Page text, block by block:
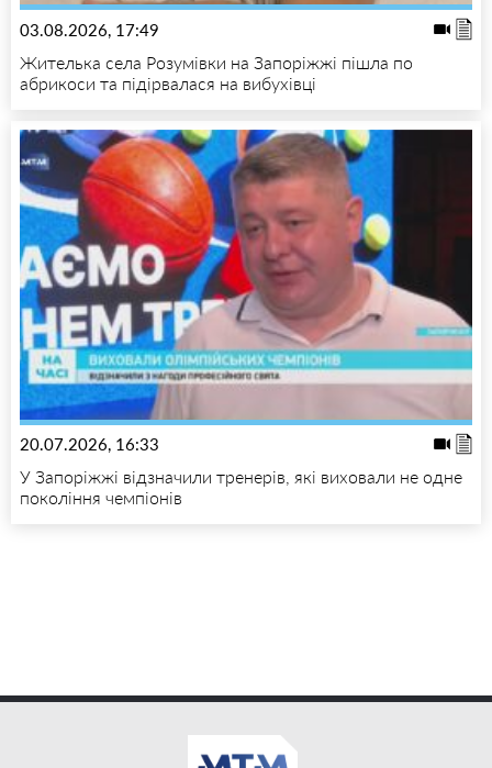
03.08.2026, 17:49
Жителька села Розумівки на Запоріжжі пішла по
абрикоси та підірвалася на вибухівці
20.07.2026, 16:33
У Запоріжжі відзначили тренерів, які виховали не одне
покоління чемпіонів